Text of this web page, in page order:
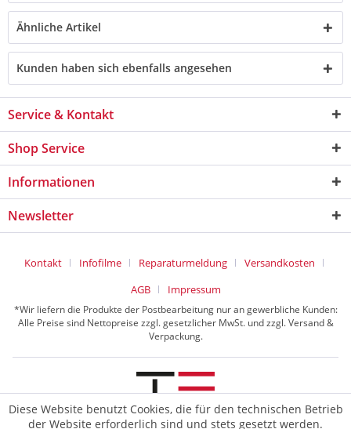
Ähnliche Artikel
Kunden haben sich ebenfalls angesehen
Service & Kontakt
Shop Service
Informationen
Newsletter
Kontakt Infofilme Reparaturmeldung
Versandkosten
AGB
Impressum
*Wir liefern die Produkte der Postbearbeitung nur an gewerbliche Kunden:
Alle Preise sind Nettopreise zzgl. gesetzlicher MwSt. und zzgl. Versand &
Verpackung.
Diese Website benutzt Cookies, die für den technischen Betrieb
der Website erforderlich sind und stets gesetzt werden.